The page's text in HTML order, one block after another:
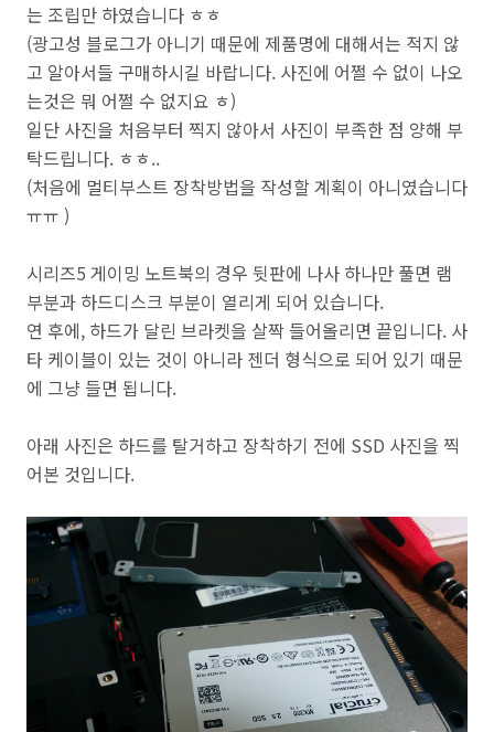
는 조립만 하였습니다 ㅎㅎ
(광고성 블로그가 아니기 때문에 제품명에 대해서는 적지 않
고 알아서들 구매하시길 바랍니다. 사진에 어쩔 수 없이 나오
는것은 뭐 어쩔 수 없지요 ㅎ)
일단 사진을 처음부터 찍지 않아서 사진이 부족한 점 양해 부
탁드립니다. ㅎㅎ..
(처음에 멀티부스트 장착방법을 작성할 계획이 아니였습니다
ㅠㅠ )
시리즈5 게이밍 노트북의 경우 뒷판에 나사 하나만 풀면 램
부분과 하드디스크 부분이 열리게 되어 있습니다.
연 후에, 하드가 달린 브라켓을 살짝 들어올리면 끝입니다. 사
타 케이블이 있는 것이 아니라 젠더 형식으로 되어 있기 때문
에 그냥 들면 됩니다.
아래 사진은 하드를 탈거하고 장착하기 전에 SSD 사진을 찍
어본 것입니다.